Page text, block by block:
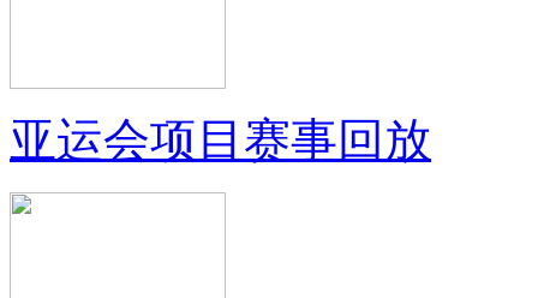
亚运会项目赛事回放